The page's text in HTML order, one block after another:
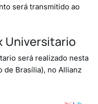
será transmitido ao
Universitario
será realizado nesta
de Brasília), no Allianz